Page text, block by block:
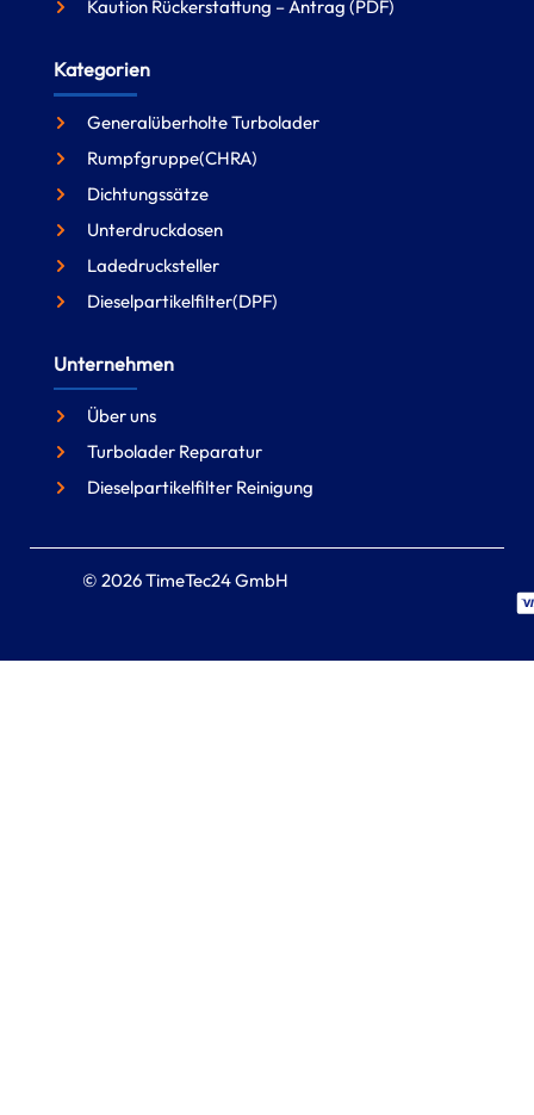
Kaution Rückerstattung – Antrag (PDF)
Kategorien
Generalüberholte Turbolader
Rumpfgruppe(CHRA)
Dichtungssätze
Unterdruckdosen
Ladedrucksteller
Dieselpartikelfilter(DPF)
Unternehmen
Über uns
Turbolader Reparatur
Dieselpartikelfilter Reinigung
© 2026 TimeTec24 GmbH